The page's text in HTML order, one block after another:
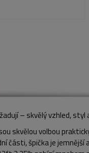
– skvělý vzhled,
skvělou volbou
části, špička je